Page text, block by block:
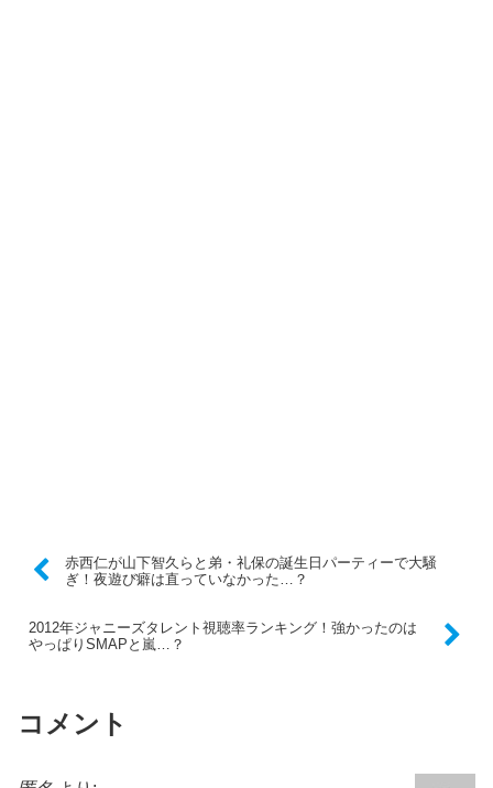
赤西仁が山下智久らと弟・礼保の誕生日パーティーで大騒
ぎ！夜遊び癖は直っていなかった…？
2012年ジャニーズタレント視聴率ランキング！強かったのは
やっぱりSMAPと嵐…？
コメント